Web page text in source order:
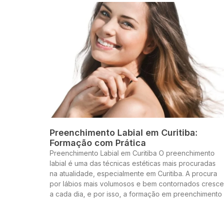
Preenchimento Labial em Curitiba:
Formação com Prática
Preenchimento Labial em Curitiba O preenchimento
labial é uma das técnicas estéticas mais procuradas
na atualidade, especialmente em Curitiba. A procura
por lábios mais volumosos e bem contornados cresce
a cada dia, e por isso, a formação em preenchimento